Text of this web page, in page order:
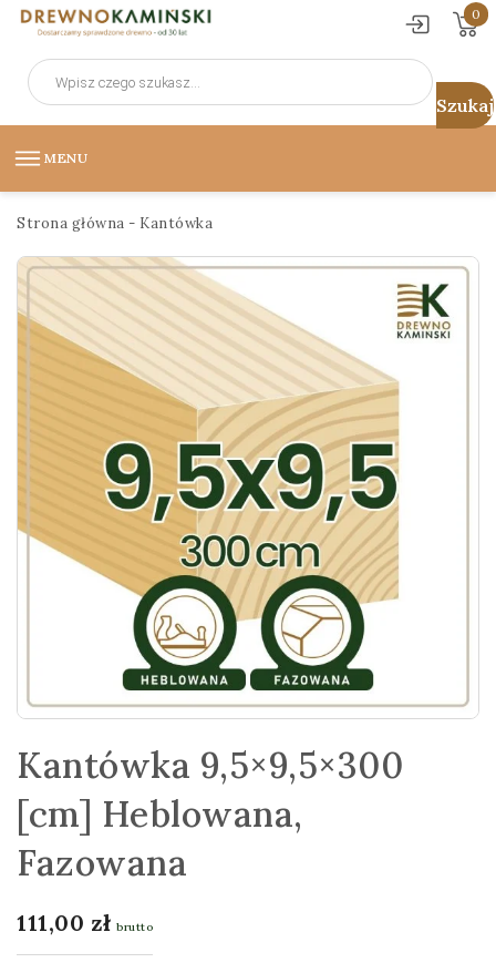
0
Wyszukiwarka
produktów
MENU
Strona główna - Kantówka
Kantówka 9,5×9,5×300
[cm] Heblowana,
Fazowana
111,00 zł brutto